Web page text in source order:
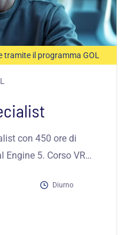
il programma GOL
con 450 ore di
5. Corso VR
Diurno